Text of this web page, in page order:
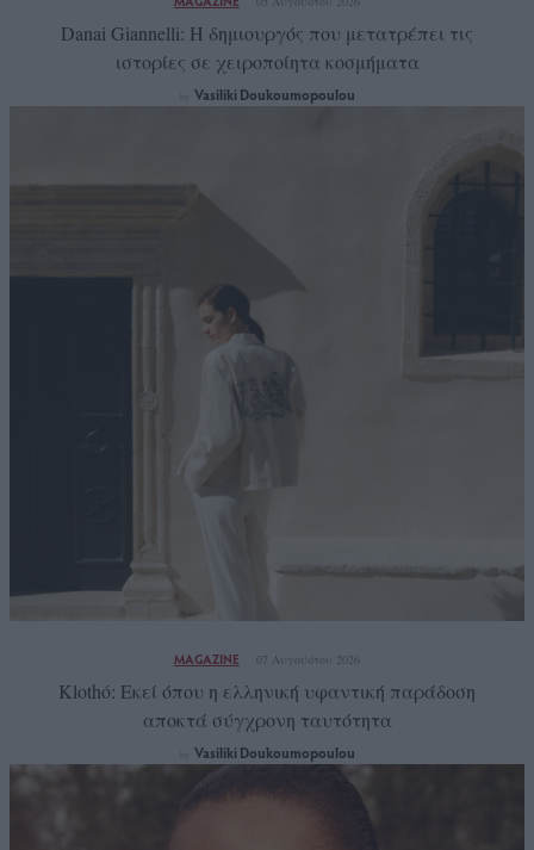
Danai Giannelli: Η δημιουργός που μετατρέπει τις
ιστορίες σε χειροποίητα κοσμήματα
Vasiliki Doukoumopoulou
MAGAZINE 07 Αυγούστου 2026
Klothó: Εκεί όπου η ελληνική υφαντική παράδοση
αποκτά σύγχρονη ταυτότητα
Vasiliki Doukoumopoulou